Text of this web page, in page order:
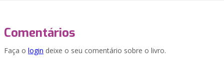
Comentários
Faça o login deixe o seu comentário sobre o livro.